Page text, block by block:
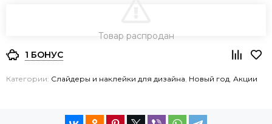
Товар распродан
1 БОНУС
Категории: Слайдеры и наклейки для дизайна, Новый год, Акции